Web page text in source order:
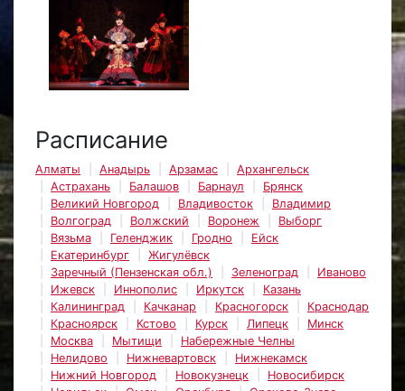
Расписание
Алматы Анадырь Арзамас
Архангельск
Астрахань
Балашов Барнаул
Брянск
Великий Новгород
Владивосток
Владимир
Волгоград
Волжский Воронеж
Выборг
Вязьма
Геленджик Гродно
Ейск
Екатеринбург
Жигулёвск
Заречный (Пензенская обл.)
Зеленоград
Иваново
Ижевск
Иннополис Иркутск
Казань
Калининград
Качканар Красногорск
Краснодар
Красноярск
Кстово Курск Липецк
Минск
Москва
Мытищи
Набережные Челны
Нелидово
Нижневартовск
Нижнекамск
Нижний Новгород
Новокузнецк
Новосибирск